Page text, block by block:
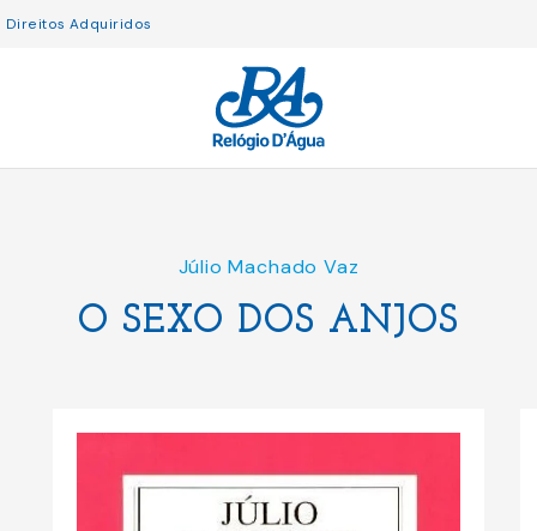
Direitos Adquiridos
Júlio Machado Vaz
O SEXO DOS ANJOS